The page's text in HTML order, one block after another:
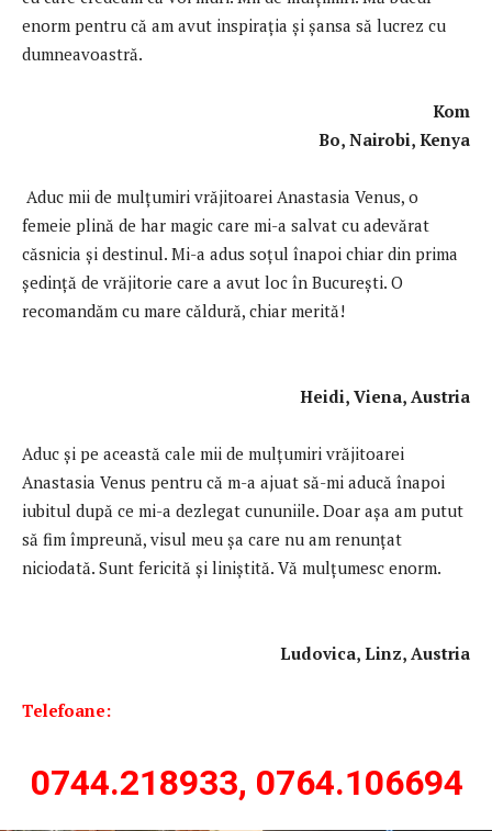
enorm pentru că am avut inspirația și șansa să lucrez cu
dumneavoastră.
Kom
Bo, Nairobi, Kenya
Aduc mii de mulţumiri vrăjitoarei Anastasia Venus, o
femeie plină de har magic care mi-a salvat cu adevărat
căsnicia și destinul. Mi-a adus soţul înapoi chiar din prima
şedinţă de vrăjitorie care a avut loc în București. O
recomandăm cu mare căldură, chiar merită!
Heidi, Viena, Austria
Aduc şi pe această cale mii de mulţumiri vrăjitoarei
Anastasia Venus pentru că m-a ajuat să-mi aducă înapoi
iubitul după ce mi-a dezlegat cununiile. Doar așa am putut
să fim împreună, visul meu șa care nu am renunțat
niciodată. Sunt fericită şi liniştită. Vă mulțumesc enorm.
Ludovica, Linz, Austria
Telefoane:
0744.218933, 0764.106694